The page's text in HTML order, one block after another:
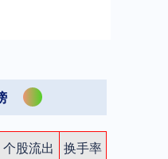
个股流出
换手率